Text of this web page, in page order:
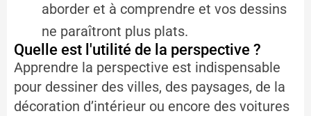
aborder et à comprendre et vos dessins
ne paraîtront plus plats.
Quelle est l'utilité de la perspective ?
Apprendre la perspective est indispensable
pour dessiner des villes, des paysages, de la
décoration d’intérieur ou encore des voitures